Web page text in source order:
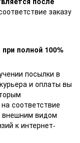
заказу
полной 100%
посылки в
и оплаты вы
соответствие
внешним видом
к интернет-